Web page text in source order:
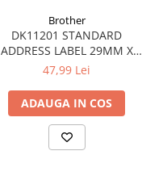
Brother
DK11201 STANDARD
ADDRESS LABEL 29MM X
90MM X 400
47,99 Lei
ADAUGA IN COS